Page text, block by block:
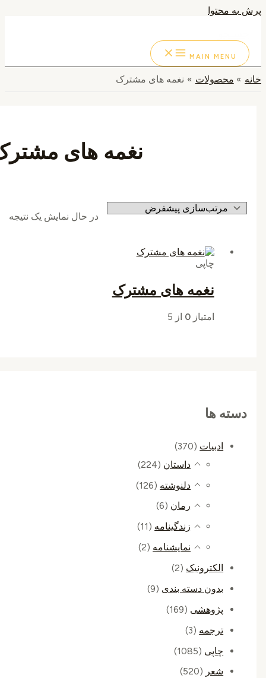
به محتوا
MAIN MENU
محصولات نغمه های مشترک
دسته ها
ادبیات (370)
داستان (224)
دلنوشته (126)
رمان (6)
زندگینامه (11)
نمایشنامه (2)
الکترونیک (2)
بدون دسته بندی (9)
پژوهشی (169)
ترجمه (3)
چاپی
(1085)
شعر
(520)
نغمه های مشترک
در حال نمایش یک نتیجه
چاپی
نغمه های مشترک
امتیاز0از 5